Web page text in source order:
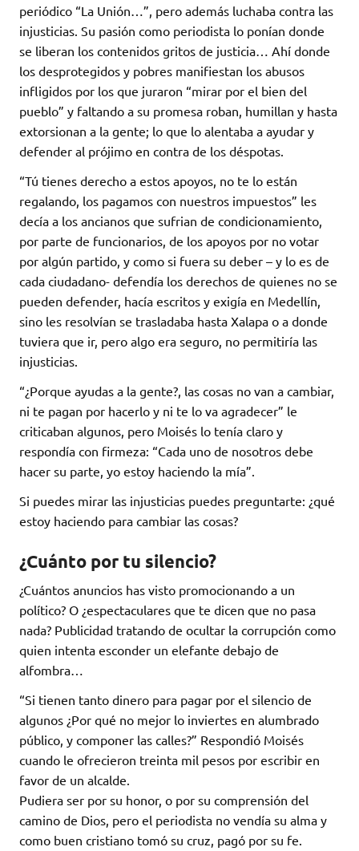
periódico “La Unión…”, pero además luchaba contra las
injusticias. Su pasión como periodista lo ponían donde
se liberan los contenidos gritos de justicia… Ahí donde
los desprotegidos y pobres manifiestan los abusos
infligidos por los que juraron “mirar por el bien del
pueblo” y faltando a su promesa roban, humillan y hasta
extorsionan a la gente; lo que lo alentaba a ayudar y
defender al prójimo en contra de los déspotas.
“Tú tienes derecho a estos apoyos, no te lo están
regalando, los pagamos con nuestros impuestos” les
decía a los ancianos que sufrian de condicionamiento,
por parte de funcionarios, de los apoyos por no votar
por algún partido, y como si fuera su deber – y lo es de
cada ciudadano- defendía los derechos de quienes no se
pueden defender, hacía escritos y exigía en Medellín,
sino les resolvían se trasladaba hasta Xalapa o a donde
tuviera que ir, pero algo era seguro, no permitiría las
injusticias.
“¿Porque ayudas a la gente?, las cosas no van a cambiar,
ni te pagan por hacerlo y ni te lo va agradecer” le
criticaban algunos, pero Moisés lo tenía claro y
respondía con firmeza: “Cada uno de nosotros debe
hacer su parte, yo estoy haciendo la mía”.
Si puedes mirar las injusticias puedes preguntarte: ¿qué
estoy haciendo para cambiar las cosas?
¿Cuánto por tu silencio?
¿Cuántos anuncios has visto promocionando a un
político? O ¿espectaculares que te dicen que no pasa
nada? Publicidad tratando de ocultar la corrupción como
quien intenta esconder un elefante debajo de
alfombra…
“Si tienen tanto dinero para pagar por el silencio de
algunos ¿Por qué no mejor lo inviertes en alumbrado
público, y componer las calles?” Respondió Moisés
cuando le ofrecieron treinta mil pesos por escribir en
favor de un alcalde.
Pudiera ser por su honor, o por su comprensión del
camino de Dios, pero el periodista no vendía su alma y
como buen cristiano tomó su cruz, pagó por su fe.